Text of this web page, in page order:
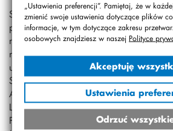
„Ustawienia preferencji”. Pamiętaj, że w
zmienić swoje ustawienia dotyczące plików
informacje, w tym dotyczące zakresu
osobowych znajdziesz w naszej Polityce
Akceptuję
Ustawienia
Odrzuć
Szczególne podziękowania i uznanie
pozostałym uczestnikom konkursu,
rodzinnym przygotowali urodzinowe
naszej Szkoły. Z dumą oznajmiamy, iż
uczniowie i uczennice: Beniamin
Szuszczykiewicz z kl. 1b, Hania
Aleksandra Dega z kl. 1b, Maja
Leon Rybka z kl. 0a, Hubert Laszuk z
Pasternok z kl. 2c, Miłosz Łastowski z